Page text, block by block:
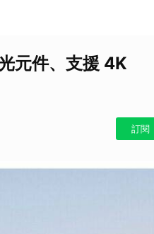
元件、支援 4K
訂閱